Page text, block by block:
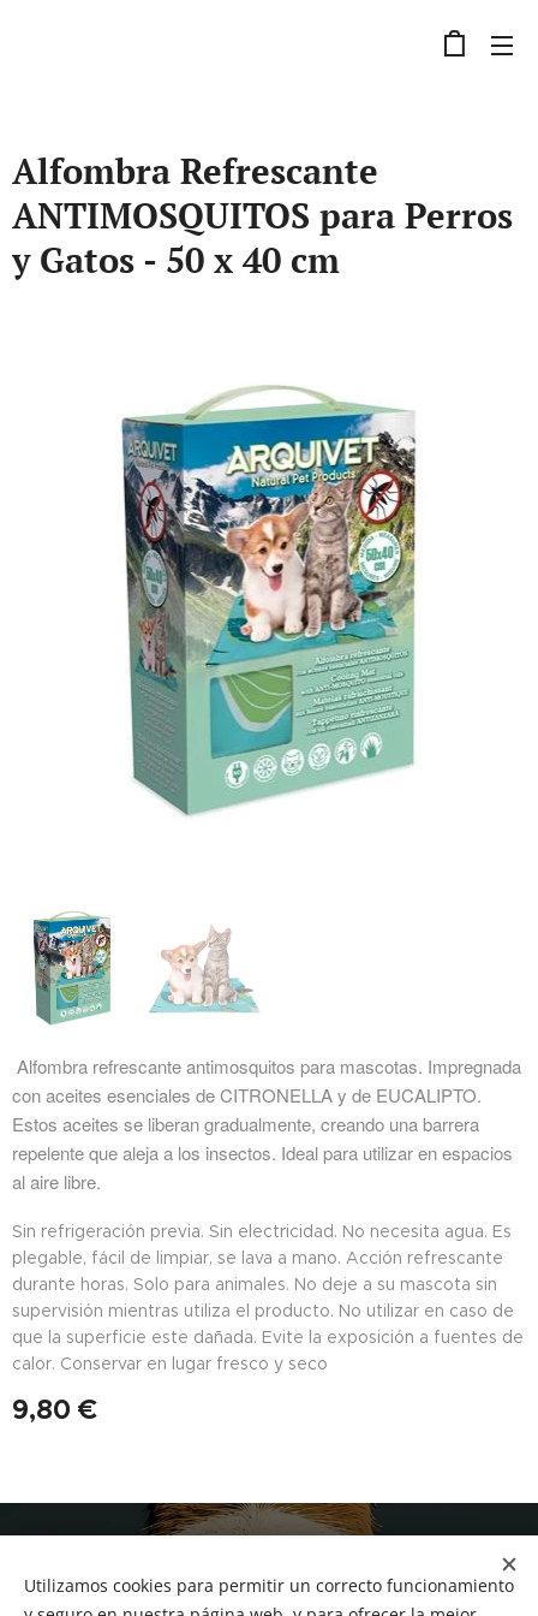
Alfombra Refrescante
ANTIMOSQUITOS para Perros
y Gatos - 50 x 40 cm
Alfombra refrescante antimosquitos para mascotas. Impregnada
con aceites esenciales de CITRONELLA y de EUCALIPTO.
Estos aceites se liberan gradualmente, creando una barrera
repelente que aleja a los insectos. Ideal para utilizar en espacios
al aire libre.
Sin refrigeración previa. Sin electricidad. No necesita agua. Es
plegable, fácil de limpiar, se lava a mano. Acción refrescante
durante horas. Solo para animales. No deje a su mascota sin
supervisión mientras utiliza el producto. No utilizar en caso de
que la superficie este dañada. Evite la exposición a fuentes de
calor. Conservar en lugar fresco y seco
9,80 €
Tf.666351543
Utilizamos cookies para permitir un correcto funcionamiento